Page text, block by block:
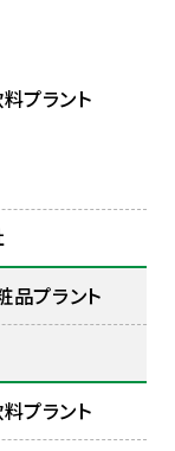
プラント
品プラント
プラント